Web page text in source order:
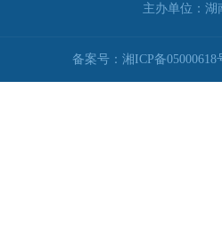
主办单位：湖
备案号：湘ICP备05000618